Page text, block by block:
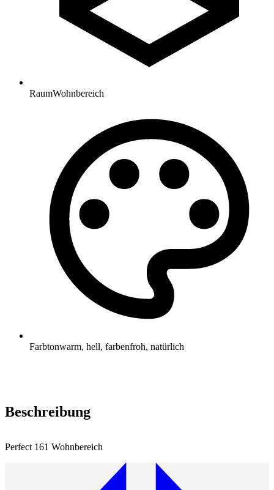
RaumWohnbereich
Farbtonwarm, hell, farbenfroh, natürlich
Beschreibung
Perfect 161 Wohnbereich